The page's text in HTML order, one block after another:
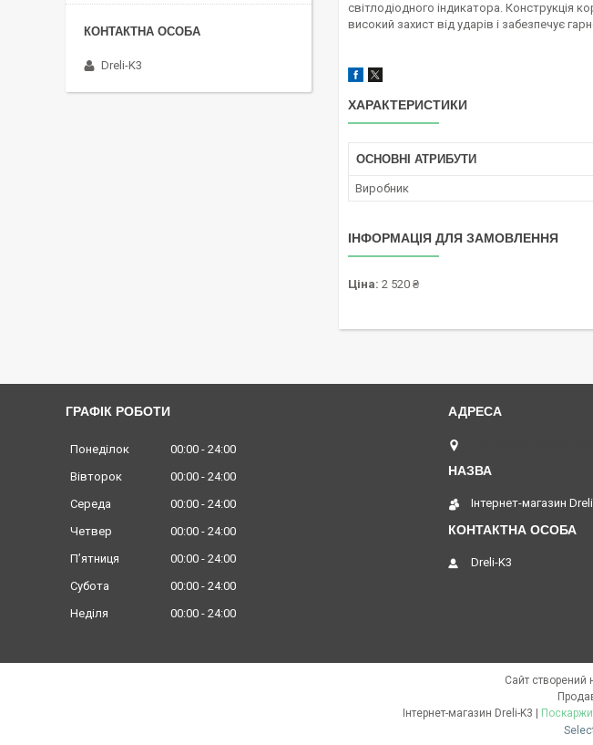
світлодіодного індикатора. Конструкція
високий захист від ударів і забезпечує
ХАРАКТЕРИСТИКИ
ОСНОВНІ АТРИБУТИ
Виробник
ІНФОРМАЦІЯ ДЛЯ ЗАМОВЛЕННЯ
Ціна: 2 520 ₴
Dreli-K3
ГРАФІК РОБОТИ
Понеділок 00:00
24:00
Вівторок
00:00
24:00
Середа
00:00
24:00
Четвер
00:00
24:00
Пʼятниця
00:00
24:00
Субота
00:00
24:00
Неділя
00:00 24:00
Інтернет-магазин
Dreli-K3
Сайт створений